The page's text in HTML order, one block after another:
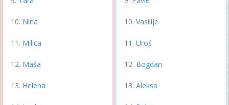
Nina
Milica
Maša
Helena
Vasilije
Uroš
Bogdan
Aleksa